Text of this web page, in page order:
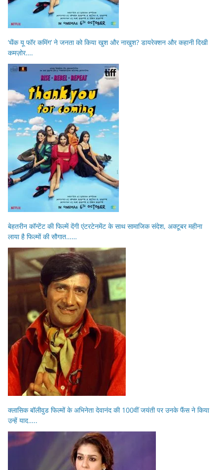
‘थैंक यू फॉर कमिंग’ ने जनता को किया खुश और नाखुश? डायरेक्शन और कहानी दिखी
कमज़ोर….
बेहतरीन कॉन्टेंट की फिल्में देंगी एंटरटेनमेंट के साथ सामाजिक संदेश, अक्टूबर महीना
लाया है फिल्मों की सौगात……
क्लासिक बॉलीवुड फिल्मों के अभिनेता देवानंद की 100वीं जयंती पर उनके फैंस ने किया
उन्हें याद…..